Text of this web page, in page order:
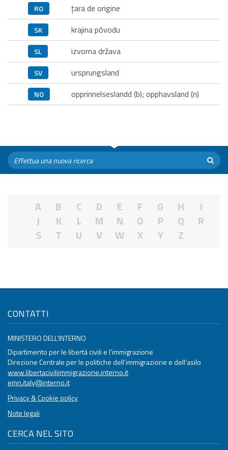
RO ţara de origine
SK krajina pôvodu
SL izvorna država
SV ursprungsland
NO opprinnelseslandd (b); opphavsland (n)
A B C D E F G H
I
J
K L M N O P Q
R
S
T U V W X Y Z
CONTATTI
MINISTERO DELL'INTERNO
Dipartimento per le libertà civili e l'immigrazione
Direzione Centrale per le politiche dell'immigrazione e dell'asilo
www.libertaciviliimmigrazione.interno.it
emn.italy@interno.it
Privacy & Cookie policy
Note legali
CERCA NEL SITO